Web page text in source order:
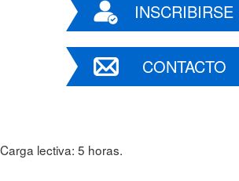
INSCRIBIRSE
CONTACTO
Carga lectiva: 5 horas.